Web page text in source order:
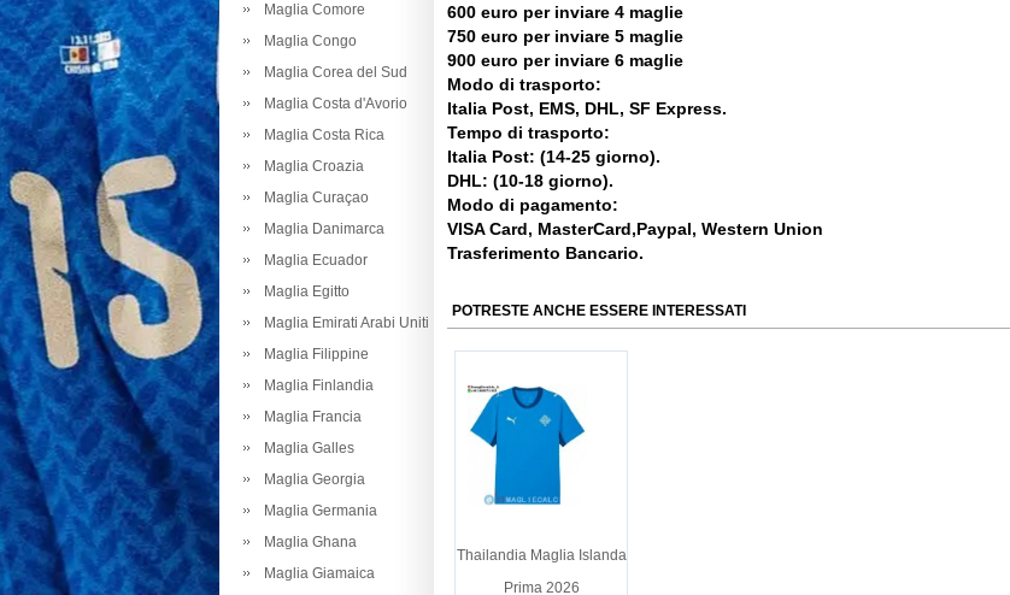
Maglia Comore
Maglia Congo
Maglia Corea del Sud
Maglia Costa d'Avorio
Maglia Costa Rica
Maglia Croazia
Maglia Curaçao
Maglia Danimarca
Maglia Ecuador
Maglia Egitto
Maglia Emirati Arabi Uniti
Maglia Filippine
Maglia Finlandia
Maglia Francia
Maglia Galles
Maglia Georgia
Maglia Germania
Maglia Ghana
Maglia Giamaica
600 euro per inviare 4 maglie
750 euro per inviare 5 maglie
900 euro per inviare 6 maglie
Modo di trasporto:
Italia Post, EMS, DHL, SF Express.
Tempo di trasporto:
Italia Post: (14-25 giorno).
DHL: (10-18 giorno).
Modo di pagamento:
VISA Card, MasterCard,Paypal, Western Union
Trasferimento Bancario.
POTRESTE ANCHE ESSERE INTERESSATI
Thailandia Maglia Islanda
Prima 2026